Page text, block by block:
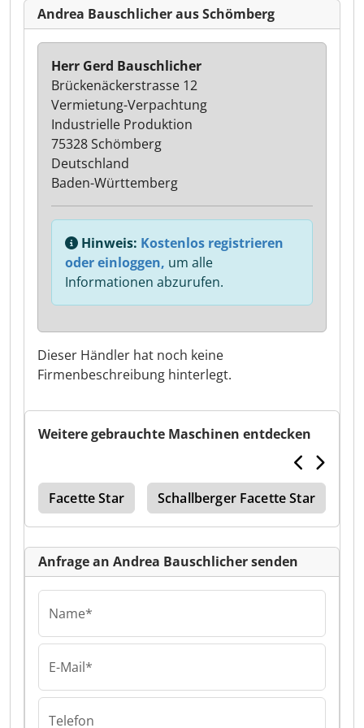
Andrea Bauschlicher aus Schömberg
Dieser Händler hat noch keine
Firmenbeschreibung hinterlegt.
Herr Gerd Bauschlicher
Brückenäckerstrasse 12
Vermietung-Verpachtung
Industrielle Produktion
75328 Schömberg
Deutschland
Baden-Württemberg
Hinweis: Kostenlos registrieren
oder einloggen, um alle
Informationen abzurufen.
Weitere gebrauchte Maschinen entdecken
Facette Star Schallberger Facette Star
Anfrage an Andrea Bauschlicher senden
Name*
E-Mail*
Telefon